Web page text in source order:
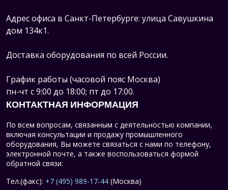
Адрес офиса в Санкт-Петербурге: улица Савушкина
дом 134к1.
Доставка оборудования по всей России.
График работы (часовой пояс Москва)
пн-чт с 9:00 до 18:00; пт до 17:00.
КОНТАКТНАЯ ИНФОРМАЦИЯ
По всем вопросам, связанным с деятельностью компании,
включая консультации и продажу промышленного
оборудования, Вы можете связаться с нами по телефону,
электронной почте, а также воспользоваться формой
обратной связи:
Тел.(факс): +7 (495) 989-17-44 (Москва)